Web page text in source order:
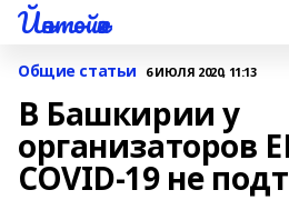
Йәнтөйәк
Общие статьи 6 ИЮЛЯ 2020, 11:13
В Башкирии у
организаторов
COVID-19 не